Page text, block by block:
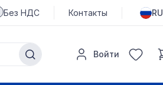
Без НДС Контакты RU
Войти